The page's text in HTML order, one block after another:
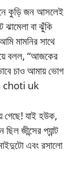
কুড়ি জন আসলেই
বা ঝুঁকি
সাথে
বলল, “আজকের
চাও আমায় ভোগ
choti uk
গেছে! যাই হউক,
জীন্সের প্যান্ট
এবং রসালো